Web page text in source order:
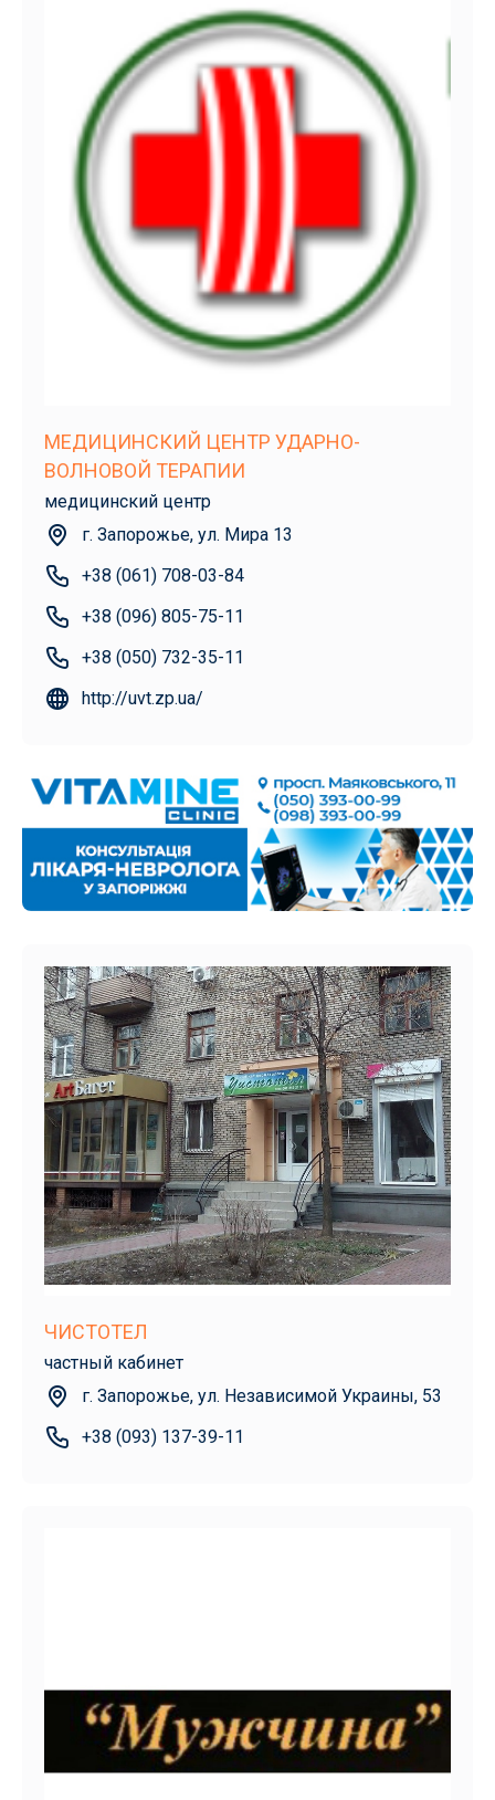
МЕДИЦИНСКИЙ ЦЕНТР УДАРНО-
ВОЛНОВОЙ ТЕРАПИИ
медицинский центр
г. Запорожье, ул. Мира 13
+38 (061) 708-03-84
+38 (096) 805-75-11
+38 (050) 732-35-11
http://uvt.zp.ua/
ЧИСТОТЕЛ
частный кабинет
г. Запорожье, ул. Независимой Украины, 53
+38 (093) 137-39-11